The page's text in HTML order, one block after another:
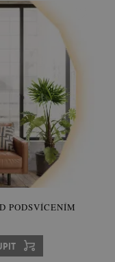
PODSVÍCENÍM